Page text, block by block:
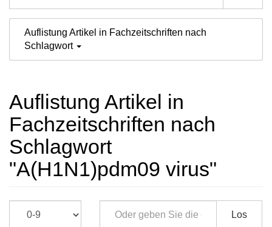
Auflistung Artikel in Fachzeitschriften nach
Schlagwort
Auflistung Artikel in
Fachzeitschriften nach
Schlagwort
"A(H1N1)pdm09 virus"
Los